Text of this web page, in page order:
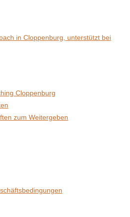
Cloppenburg
zum Weitergeben